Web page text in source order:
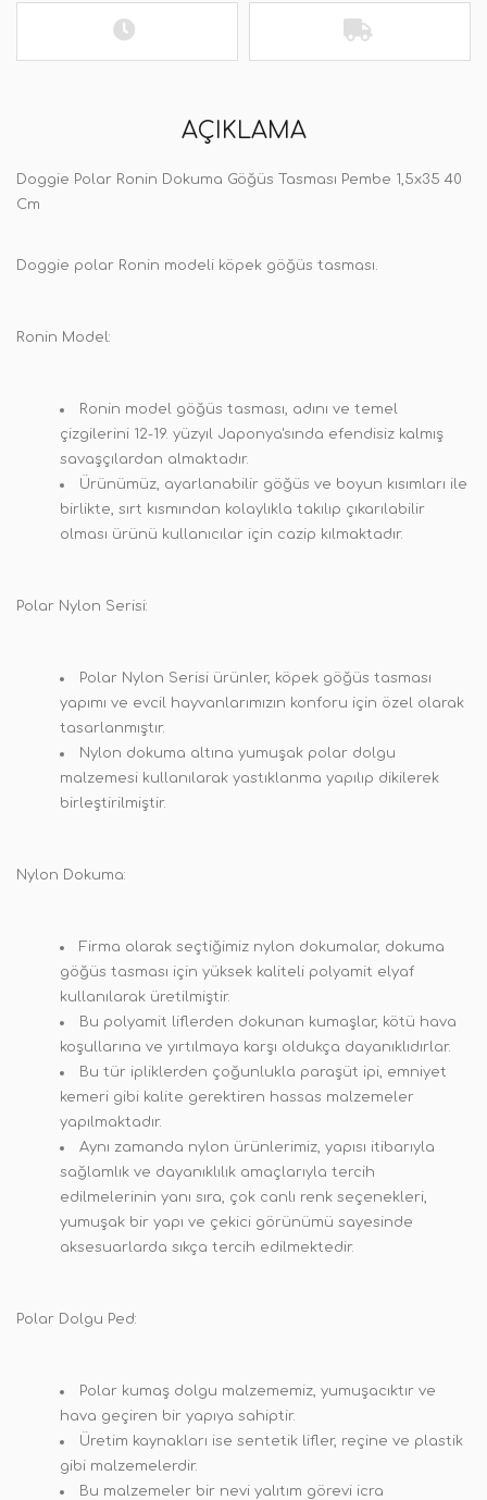
AÇIKLAMA
Doggie Polar Ronin Dokuma Göğüs Tasması Pembe 1,5x35 40
Cm
Doggie polar Ronin modeli köpek göğüs tasması.
Ronin Model:
Ronin model göğüs tasması, adını ve temel
çizgilerini 12-19. yüzyıl Japonya'sında efendisiz kalmış
savaşçılardan almaktadır.
Ürünümüz, ayarlanabilir göğüs ve boyun kısımları ile
birlikte, sırt kısmından kolaylıkla takılıp çıkarılabilir
olması ürünü kullanıcılar için cazip kılmaktadır.
Polar Nylon Serisi:
Polar Nylon Serisi ürünler, köpek göğüs tasması
yapımı ve evcil hayvanlarımızın konforu için özel olarak
tasarlanmıştır.
Nylon dokuma altına yumuşak polar dolgu
malzemesi kullanılarak yastıklanma yapılıp dikilerek
birleştirilmiştir.
Nylon Dokuma:
Firma olarak seçtiğimiz nylon dokumalar, dokuma
göğüs tasması için yüksek kaliteli polyamit elyaf
kullanılarak üretilmiştir.
Bu polyamit liflerden dokunan kumaşlar, kötü hava
koşullarına ve yırtılmaya karşı oldukça dayanıklıdırlar.
Bu tür ipliklerden çoğunlukla paraşüt ipi, emniyet
kemeri gibi kalite gerektiren hassas malzemeler
yapılmaktadır.
Aynı zamanda nylon ürünlerimiz, yapısı itibarıyla
sağlamlık ve dayanıklılık amaçlarıyla tercih
edilmelerinin yanı sıra, çok canlı renk seçenekleri,
yumuşak bir yapı ve çekici görünümü sayesinde
aksesuarlarda sıkça tercih edilmektedir.
Polar Dolgu Ped:
Polar kumaş dolgu malzememiz, yumuşacıktır ve
hava geçiren bir yapıya sahiptir.
Üretim kaynakları ise sentetik lifler, reçine ve plastik
gibi malzemelerdir.
Bu malzemeler bir nevi yalıtım görevi icra